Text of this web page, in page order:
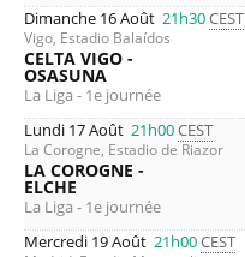
Dimanche 16 Août 21h30CEST
Vigo, Estadio Balaídos
CELTA VIGO -
OSASUNA
La Liga - 1e journée
Lundi 17 Août 21h00CEST
La Corogne, Estadio de Riazor
LA COROGNE -
ELCHE
La Liga - 1e journée
Mercredi 19 Août 21h00CEST